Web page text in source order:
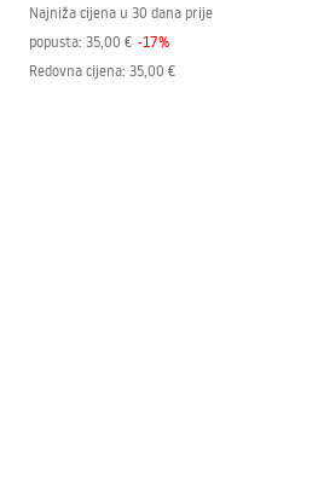
Najniža cijena u 30 dana prije
popusta: 35,00 € -17%
Redovna cijena: 35,00 €